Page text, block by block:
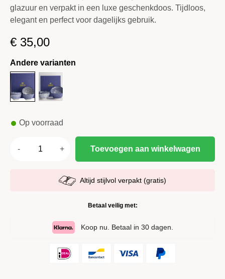
glazuur en verpakt in een luxe geschenkdoos. Tijdloos,
elegant en perfect voor dagelijks gebruik.
€ 35,00
Andere varianten
Op voorraad
Toevoegen aan winkelwagen
Altijd stijlvol verpakt (gratis)
Betaal veilig met:
Koop nu. Betaal in 30 dagen.